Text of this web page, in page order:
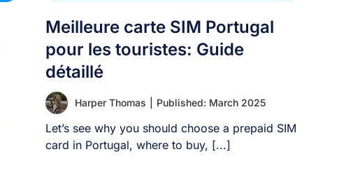
Meilleure carte SIM Portugal
pour les touristes: Guide
détaillé
Harper Thomas Published: March 2025
Let’s see why you should choose a prepaid SIM
card in Portugal, where to buy, [...]